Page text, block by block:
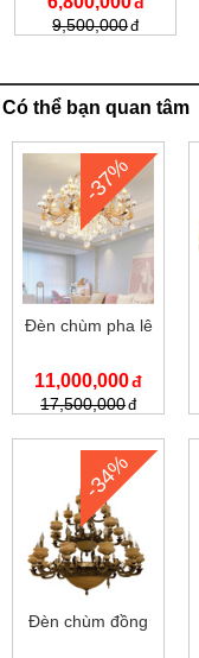
9,500,000
Có thể bạn quan tâm
-37%
Đèn chùm pha lê
11,000,000
17,500,000
-34%
Đèn chùm đồng